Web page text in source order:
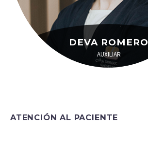
DEVA ROMERO
AUXILIAR
ATENCIÓN AL PACIENTE